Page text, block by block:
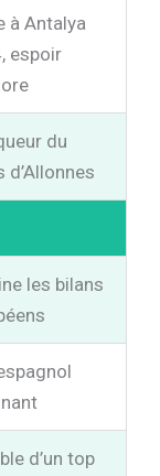
à Antalya
espoir
du
d’Allonnes
les bilans
d’un top